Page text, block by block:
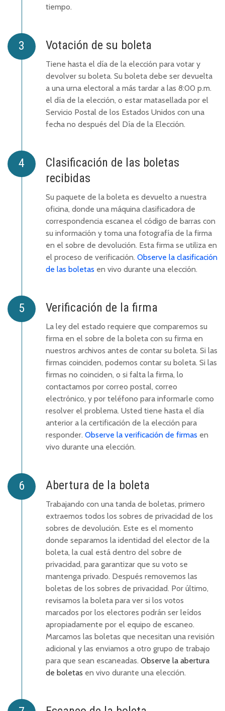
tiempo.
Votación de su boleta
Tiene hasta el día de la elección para votar y
devolver su boleta. Su boleta debe ser devuelta
a una urna electoral a más tardar a las 8:00 p.m.
el día de la elección, o estar matasellada por el
Servicio Postal de los Estados Unidos con una
fecha no después del Día de la Elección.
Clasificación de las boletas
recibidas
Su paquete de la boleta es devuelto a nuestra
oficina, donde una máquina clasificadora de
correspondencia escanea el código de barras con
su información y toma una fotografía de la firma
en el sobre de devolución. Esta firma se utiliza en
el proceso de verificación. Observe la clasificación
de las boletas en vivo durante una elección.
Verificación de la firma
La ley del estado requiere que comparemos su
firma en el sobre de la boleta con su firma en
nuestros archivos antes de contar su boleta. Si las
firmas coinciden, podemos contar su boleta. Si las
firmas no coinciden, o si falta la firma, lo
contactamos por correo postal, correo
electrónico, y por teléfono para informarle como
resolver el problema. Usted tiene hasta el día
anterior a la certificación de la elección para
responder. Observe la verificación de firmas en
vivo durante una elección.
Abertura de la boleta
Trabajando con una tanda de boletas, primero
extraemos todos los sobres de privacidad de los
sobres de devolución. Este es el momento
donde separamos la identidad del elector de la
boleta, la cual está dentro del sobre de
privacidad, para garantizar que su voto se
mantenga privado. Después removemos las
boletas de los sobres de privacidad. Por último,
revisamos la boleta para ver si los votos
marcados por los electores podrán ser leídos
apropiadamente por el equipo de escaneo.
Marcamos las boletas que necesitan una revisión
adicional y las enviamos a otro grupo de trabajo
para que sean escaneadas. Observe la abertura
de boletas en vivo durante una elección.